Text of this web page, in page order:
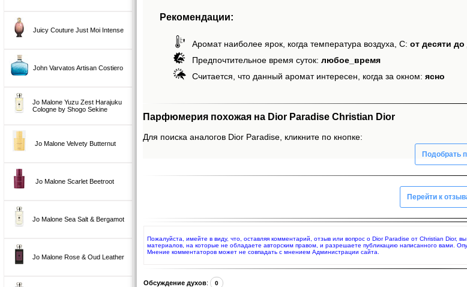
Juicy Couture Just Moi Intense
John Varvatos Artisan Costiero
Jo Malone Yuzu Zest Harajuku
Cologne by Shogo Sekine
Jo Malone Velvety Butternut
Jo Malone Scarlet Beetroot
Jo Malone Sea Salt & Bergamot
Jo Malone Rose & Oud Leather
Рекомендации:
Аромат наиболее ярок, когда температура воздуха, С: от десяти
Предпочтительное время суток: любое_время
Считается, что данный аромат интересен, когда за окном: ясно
Парфюмерия похожая на Dior Paradise Christian Dior
Для поиска аналогов Dior Paradise, кликните по кнопке:
Подобрать
Перейти к
Пожалуйста, имейте в виду, что, оставляя комментарий, отзыв или вопрос о Dior Paradise от Christian Dior,
материалов, на которые не обладаете авторским правом, и разрешаете публикацию написанного вами.
Мнение комментаторов может не совпадать с мнением Администрации сайта.
Обсуждение духов: 0